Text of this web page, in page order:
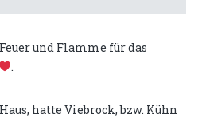
und Flamme für das
.
hatte Viebrock, bzw. Kühn